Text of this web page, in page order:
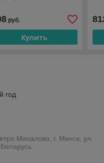
руб.
Купить
год
Михалово, г. Минск, ул.